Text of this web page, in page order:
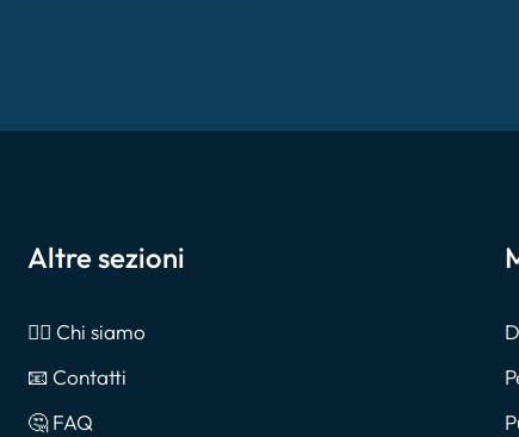
Altre sezioni
🙎‍♂️ Chi siamo
📧 Contatti
🤔 FAQ